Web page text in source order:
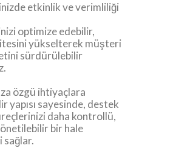
etkinlik ve verimliliği
optimize edebilir,
yükselterek müşteri
sürdürülebilir
özgü ihtiyaçlara
yapısı sayesinde, destek
daha kontrollü,
bir hale
sağlar.